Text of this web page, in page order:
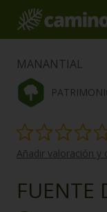
MANANTIAL
Añadir valoración y
FUENTE